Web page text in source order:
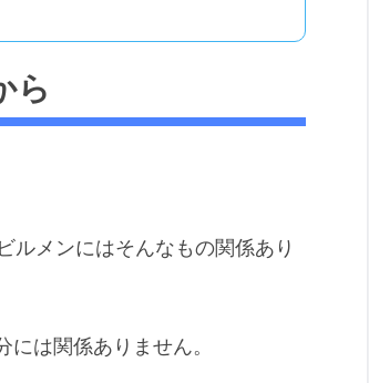
ら
ルメンにはそんなもの関係あり
は関係ありません。